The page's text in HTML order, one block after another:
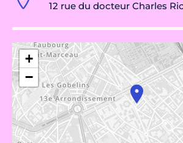
12 rue du docteur Charles
+
−